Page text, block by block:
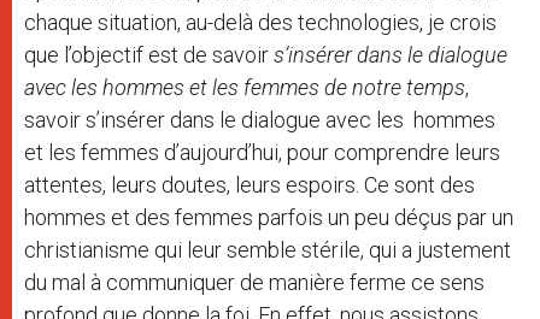
chaque situation, au-delà des technologies, je crois
que l’objectif est de savoirs’insérer dans le dialogue
avec les hommes et les femmes de notre temps,
savoir s’insérer dans le dialogue avec les hommes
et les femmes d’aujourd’hui, pour comprendre leurs
attentes, leurs doutes, leurs espoirs. Ce sont des
hommes et des femmes parfois un peu déçus par un
christianisme qui leur semble stérile, qui a justement
du mal à communiquer de manière ferme ce sens